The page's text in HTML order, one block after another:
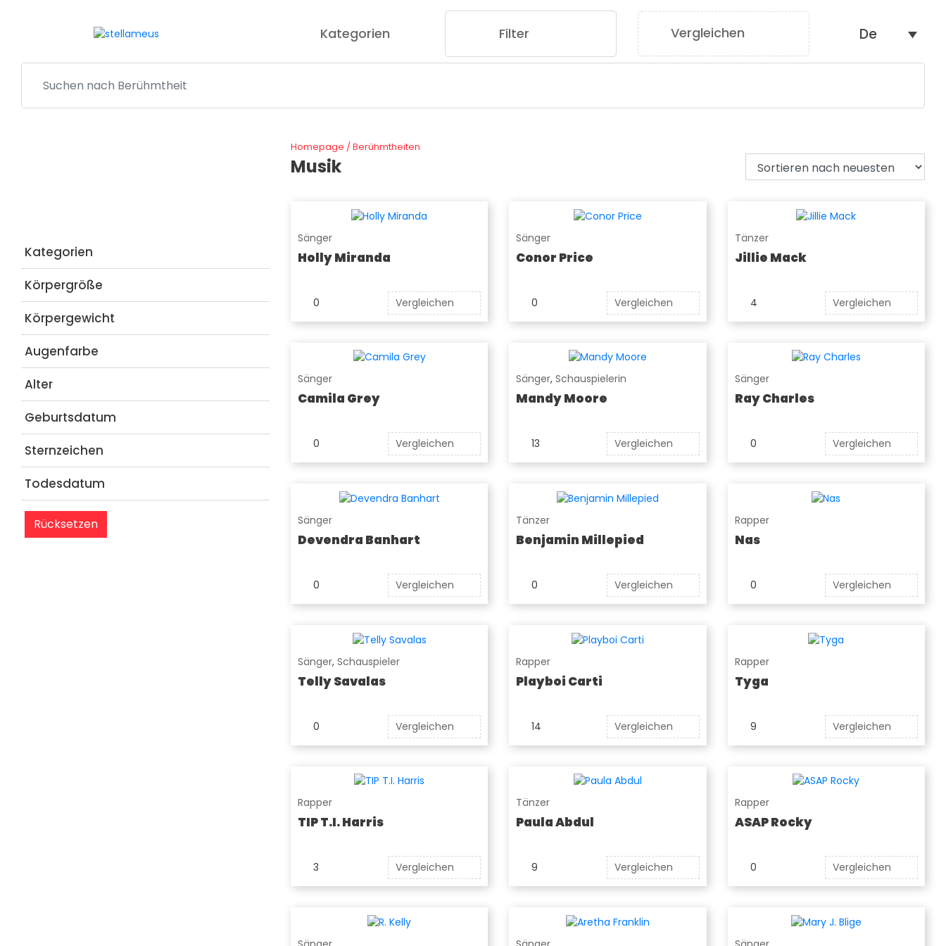
Kategorien Filter Vergleichen De
Kategorien
Körpergröße
Körpergewicht
Augenfarbe
Alter
Geburtsdatum
Sternzeichen
Todesdatum
Rücksetzen
Homepage /Berühmtheiten
Musik
Sänger
Holly Miranda
0 Vergleichen
Sänger
Conor Price
0 Vergleichen
Tänzer
Jillie Mack
4 Vergleichen
Sänger
Camila Grey
0 Vergleichen
Sänger,Schauspielerin
Mandy Moore
13 Vergleichen
Sänger
Ray Charles
0 Vergleichen
Sänger
Devendra Banhart
0 Vergleichen
Tänzer
Benjamin Millepied
0 Vergleichen
Rapper
Nas
0 Vergleichen
Sänger,Schauspieler
Telly Savalas
0 Vergleichen
Rapper
Playboi Carti
14 Vergleichen
Rapper
Tyga
9 Vergleichen
Rapper
TIP T.I. Harris
3 Vergleichen
Tänzer
Paula Abdul
9 Vergleichen
Rapper
ASAP Rocky
0 Vergleichen